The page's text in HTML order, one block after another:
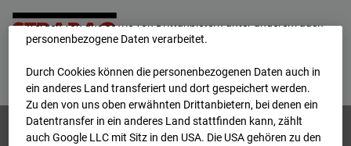
Deutsch / English
Webcams: Alle Länder
werden von uns sowie von Drittanbietern unter anderem auch
personenbezogene Daten verarbeitet.
Durch Cookies können die personenbezogenen Daten auch in
ein anderes Land transferiert und dort gespeichert werden.
Zu den von uns oben erwähnten Drittanbietern, bei denen ein
Datentransfer in ein anderes Land stattfinden kann, zählt
auch Google LLC mit Sitz in den USA. Die USA gehören zu den